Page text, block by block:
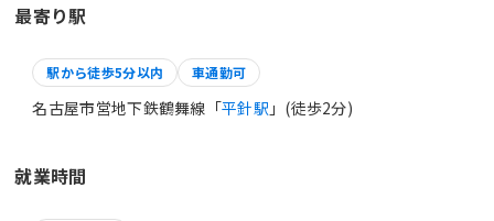
最寄り駅
駅から徒歩5分以内 車通勤可
名古屋市営地下鉄鶴舞線「平針駅 」(徒歩2分)
就業時間